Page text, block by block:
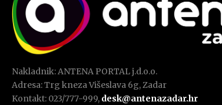
Nakladnik: ANTENA PORTAL j.d.o.o.
Adresa: Trg kneza Višeslava 6g, Zadar
Kontakt: 023/777-999, desk@antenazadar.hr